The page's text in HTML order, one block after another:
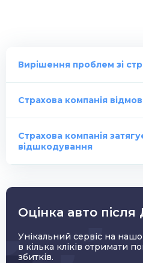
Вирішення проблем зі
Страхова компанія
Страхова компанія
відшкодування
Оцінка авто
Унікальний сервіс на
в кілька кліків отримати
збитків.